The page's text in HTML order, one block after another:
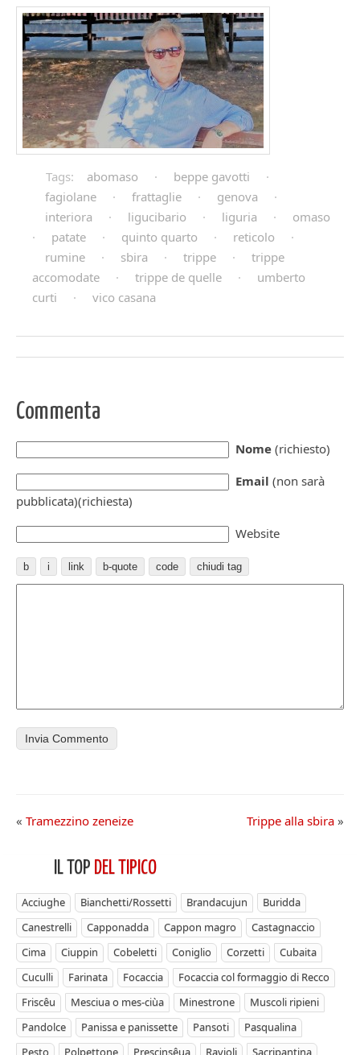
Tags: abomaso · beppe gavotti
·
fagiolane
· frattaglie · genova
·
interiora
· ligucibario · liguria ·
omaso
·
patate · quinto quarto · reticolo
·
rumine
· sbira · trippe ·
trippe
accomodate
· trippe de quelle ·
umberto
curti
· vico casana
Commenta
Nome (richiesto)
Email (non sarà
pubblicata)(richiesta)
Website
« Tramezzino zeneize Trippe alla sbira »
IL TOP DEL TIPICO
Acciughe Bianchetti/Rossetti Brandacujun
Buridda
Canestrelli
Capponadda Cappon magro
Castagnaccio
Cima
Ciuppin Cobeletti Coniglio Corzetti
Cubaita
Cuculli
Farinata Focaccia
Focaccia col formaggio di Recco
Friscêu
Mesciua o mes-ciùa Minestrone
Muscoli ripieni
Pandolce
Panissa e panissette Pansoti
Pasqualina
Pesto
Polpettone Prescinsêua Ravioli Sacripantina